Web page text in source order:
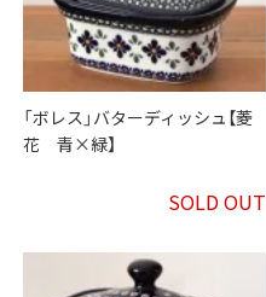
「ボレス」バターディッシュ【菱
花 青×緑】
SOLD OUT